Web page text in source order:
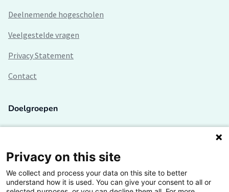
Deelnemende hogescholen
Veelgestelde vragen
Privacy Statement
Contact
Doelgroepen
Lectoren en onderzoekers
Bedrijven
Privacy on this site
We collect and process your data on this site to better
understand how it is used. You can give your consent to all or